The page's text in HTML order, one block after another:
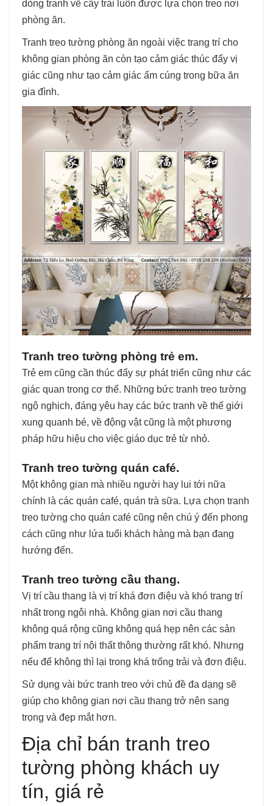
dòng tranh về cây trái luôn được lựa chọn treo nơi
phòng ăn.
Tranh treo tường phòng ăn ngoài việc trang trí cho
không gian phòng ăn còn tạo cảm giác thúc đẩy vị
giác cũng như tạo cảm giác ấm cúng trong bữa ăn
gia đình.
Tranh treo tường phòng trẻ em.
Trẻ em cũng cần thúc đẩy sự phát triển cũng như các
giác quan trong cơ thể. Những bức tranh treo tường
ngộ nghịch, đáng yêu hay các bức tranh về thế giới
xung quanh bé, về động vật cũng là một phương
pháp hữu hiệu cho việc giáo dục trẻ từ nhỏ.
Tranh treo tường quán café.
Một không gian mà nhiều người hay lui tới nữa
chính là các quán café, quán trà sữa. Lựa chọn tranh
treo tường cho quán café cũng nên chú ý đến phong
cách cũng như lứa tuổi khách hàng mà bạn đang
hướng đến.
Tranh treo tường cầu thang.
Vị trí cầu thang là vị trí khá đơn điệu và khó trang trí
nhất trong ngôi nhà. Không gian nơi cầu thang
không quá rộng cũng không quá hẹp nên các sản
phẩm trang trí nội thất thông thường rất khó. Nhưng
nếu để không thì lại trong khá trống trải và đơn điệu.
Sử dụng vài bức tranh treo với chủ đề đa dạng sẽ
giúp cho không gian nơi cầu thang trở nên sang
trọng và đẹp mắt hơn.
Địa chỉ bán tranh treo
tường phòng khách uy
tín, giá rẻ